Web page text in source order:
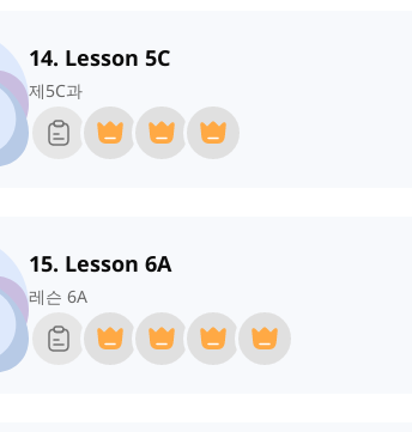
14. Lesson 5C
제5C과
15. Lesson 6A
레슨 6A